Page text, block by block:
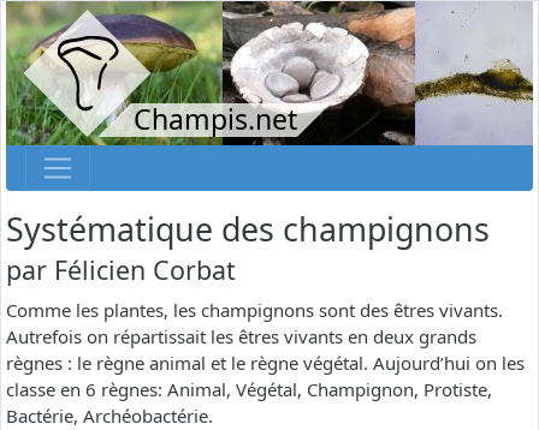
Champis.net
Systématique des champignons
par Félicien Corbat
Comme les plantes, les champignons sont des êtres vivants.
Autrefois on répartissait les êtres vivants en deux grands
règnes : le règne animal et le règne végétal. Aujourd’hui on les
classe en 6 règnes: Animal, Végétal, Champignon, Protiste,
Bactérie, Archéobactérie.